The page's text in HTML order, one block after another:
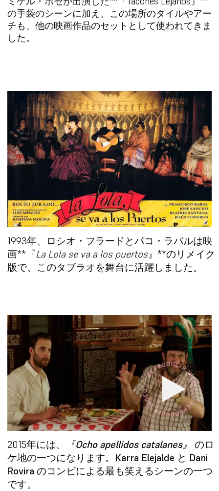
の手袋のシーンに加え、この場所のタイルやアー
チも、他の映画作品のセットとして使われてきま
した。
1993年、 ロシオ・フラードとパコ・ラバルは映
画**『La Lola se va a los puertos』**のリメイク
版で、このタブラオを舞台に活躍しました。
2015年には、 『Ocho apellidos catalanes』 のロ
ケ地の一つになります。 Karra Elejalde と Dani
Rovira のコンビによる最も笑えるシーンの一つ
です。